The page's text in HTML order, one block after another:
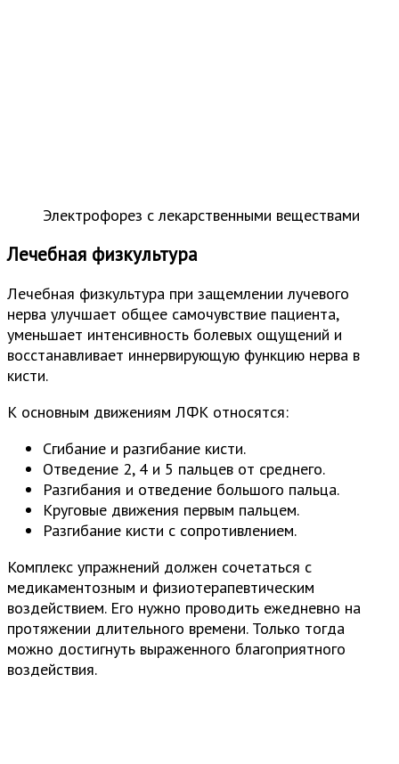
Электрофорез с лекарственными веществами
Лечебная физкультура
Лечебная физкультура при защемлении лучевого
нерва улучшает общее самочувствие пациента,
уменьшает интенсивность болевых ощущений и
восстанавливает иннервирующую функцию нерва в
кисти.
К основным движениям ЛФК относятся:
Сгибание и разгибание кисти.
Отведение 2, 4 и 5 пальцев от среднего.
Разгибания и отведение большого пальца.
Круговые движения первым пальцем.
Разгибание кисти с сопротивлением.
Комплекс упражнений должен сочетаться с
медикаментозным и физиотерапевтическим
воздействием. Его нужно проводить ежедневно на
протяжении длительного времени. Только тогда
можно достигнуть выраженного благоприятного
воздействия.